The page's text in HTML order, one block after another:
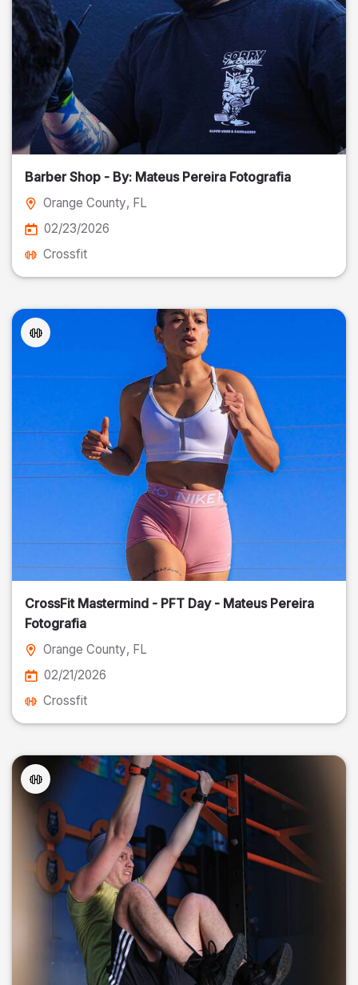
Barber Shop - By: Mateus Pereira Fotografia
Orange County, FL
02/23/2026
Crossfit
CrossFit Mastermind - PFT Day - Mateus Pereira
Fotografia
Orange County, FL
02/21/2026
Crossfit